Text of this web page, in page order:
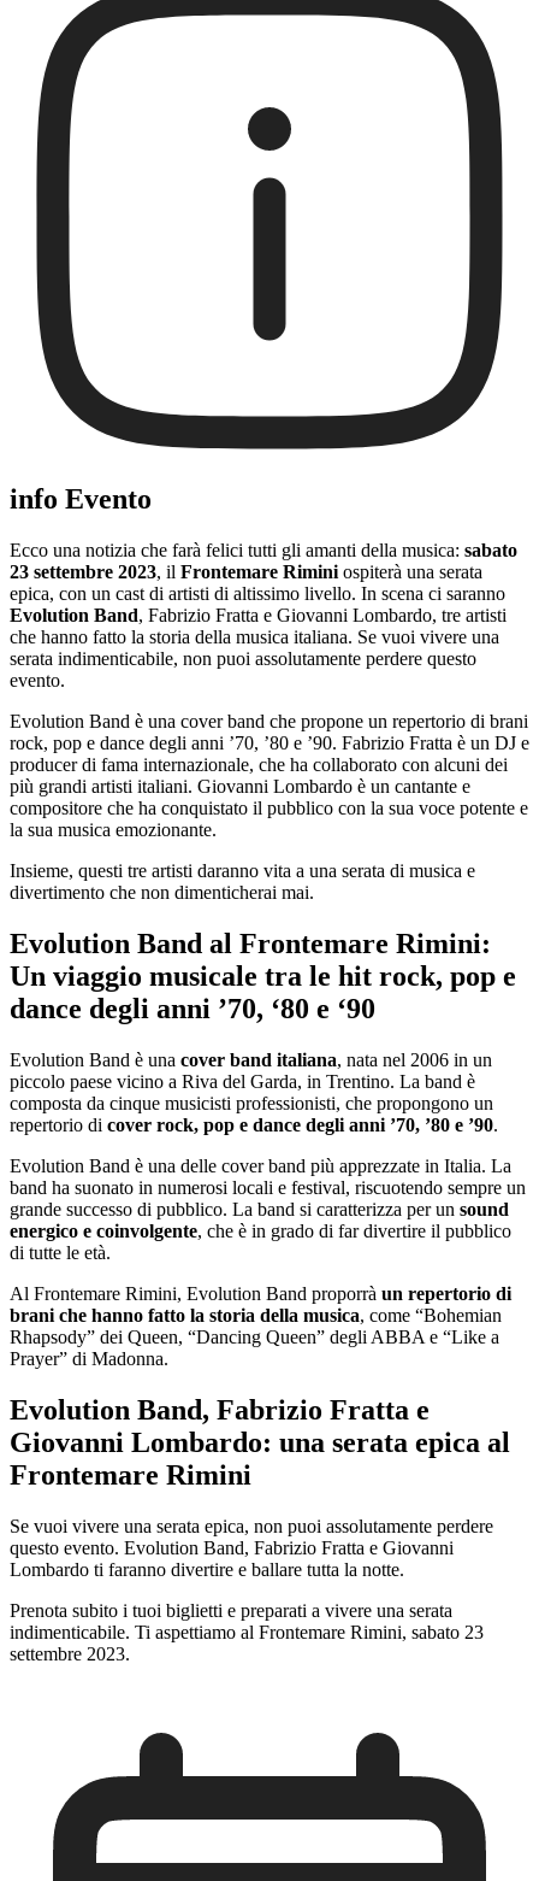
info Evento
Ecco una notizia che farà felici tutti gli amanti della musica: sabato
23 settembre 2023, il Frontemare Rimini ospiterà una serata
epica, con un cast di artisti di altissimo livello. In scena ci saranno
Evolution Band, Fabrizio Fratta e Giovanni Lombardo, tre artisti
che hanno fatto la storia della musica italiana. Se vuoi vivere una
serata indimenticabile, non puoi assolutamente perdere questo
evento.
Evolution Band è una cover band che propone un repertorio di brani
rock, pop e dance degli anni ’70, ’80 e ’90. Fabrizio Fratta è un DJ e
producer di fama internazionale, che ha collaborato con alcuni dei
più grandi artisti italiani. Giovanni Lombardo è un cantante e
compositore che ha conquistato il pubblico con la sua voce potente e
la sua musica emozionante.
Insieme, questi tre artisti daranno vita a una serata di musica e
divertimento che non dimenticherai mai.
Evolution Band al Frontemare Rimini:
Un viaggio musicale tra le hit rock, pop e
dance degli anni ’70, ‘80 e ‘90
Evolution Band è una cover band italiana, nata nel 2006 in un
piccolo paese vicino a Riva del Garda, in Trentino. La band è
composta da cinque musicisti professionisti, che propongono un
repertorio di cover rock, pop e dance degli anni ’70, ’80 e ’90.
Evolution Band è una delle cover band più apprezzate in Italia. La
band ha suonato in numerosi locali e festival, riscuotendo sempre un
grande successo di pubblico. La band si caratterizza per un sound
energico e coinvolgente, che è in grado di far divertire il pubblico
di tutte le età.
Al Frontemare Rimini, Evolution Band proporrà un repertorio di
brani che hanno fatto la storia della musica, come “Bohemian
Rhapsody” dei Queen, “Dancing Queen” degli ABBA e “Like a
Prayer” di Madonna.
Evolution Band, Fabrizio Fratta e
Giovanni Lombardo: una serata epica al
Frontemare Rimini
Se vuoi vivere una serata epica, non puoi assolutamente perdere
questo evento. Evolution Band, Fabrizio Fratta e Giovanni
Lombardo ti faranno divertire e ballare tutta la notte.
Prenota subito i tuoi biglietti e preparati a vivere una serata
indimenticabile. Ti aspettiamo al Frontemare Rimini, sabato 23
settembre 2023.